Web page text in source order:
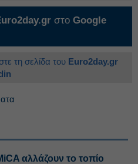
στο Google
τη σελίδα του Euro2day.gr
αλλάζουν το τοπίο